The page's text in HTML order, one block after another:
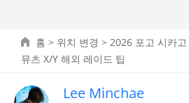
홈 > 위치 변경 > 2026 포고 시카
뮤츠 X/Y 해외 레이드 팁
Lee Minchae